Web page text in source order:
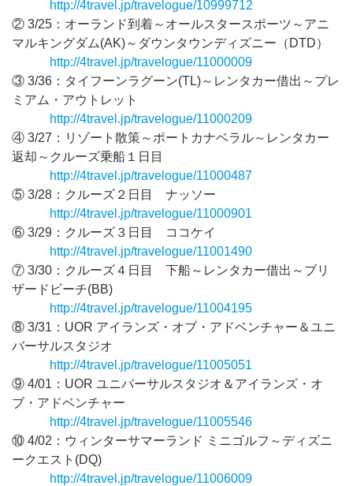
http://4travel.jp/travelogue/10999712
② 3/25：オーランド到着～オールスタースポーツ～アニ
マルキングダム(AK)～ダウンタウンディズニー（DTD）
http://4travel.jp/travelogue/11000009
③ 3/36：タイフーンラグーン(TL)～レンタカー借出～プレ
ミアム・アウトレット
http://4travel.jp/travelogue/11000209
④ 3/27：リゾート散策～ポートカナベラル～レンタカー
返却～クルーズ乗船１日目
http://4travel.jp/travelogue/11000487
⑤ 3/28：クルーズ２日目 ナッソー
http://4travel.jp/travelogue/11000901
⑥ 3/29：クルーズ３日目 ココケイ
http://4travel.jp/travelogue/11001490
⑦ 3/30：クルーズ４日目 下船～レンタカー借出～ブリ
ザードビーチ(BB)
http://4travel.jp/travelogue/11004195
⑧ 3/31：UOR アイランズ・オブ・アドベンチャー＆ユニ
バーサルスタジオ
http://4travel.jp/travelogue/11005051
⑨ 4/01：UOR ユニバーサルスタジオ＆アイランズ・オ
ブ・アドベンチャー
http://4travel.jp/travelogue/11005546
⑩ 4/02：ウィンターサマーランド ミニゴルフ～ディズニ
ークエスト(DQ)
http://4travel.jp/travelogue/11006009